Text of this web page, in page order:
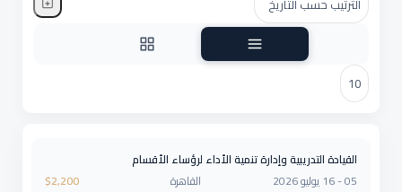
القيادة التدريبية وإدارة تنمية الأداء لرؤساء الأقسام
05 - 16 يوليو 2026
القاهرة $2,200